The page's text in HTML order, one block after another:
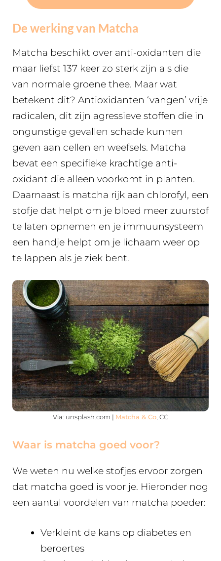
De werking van Matcha
Matcha beschikt over anti-oxidanten die
maar liefst 137 keer zo sterk zijn als die
van normale groene thee. Maar wat
betekent dit? Antioxidanten ‘vangen’ vrije
radicalen, dit zijn agressieve stoffen die in
ongunstige gevallen schade kunnen
geven aan cellen en weefsels. Matcha
bevat een specifieke krachtige anti-
oxidant die alleen voorkomt in planten.
Daarnaast is matcha rijk aan chlorofyl, een
stofje dat helpt om je bloed meer zuurstof
te laten opnemen en je immuunsysteem
een handje helpt om je lichaam weer op
te lappen als je ziek bent.
Via: unsplash.com | Matcha & Co , CC
Waar is matcha goed voor?
We weten nu welke stofjes ervoor zorgen
dat matcha goed is voor je. Hieronder nog
een aantal voordelen van matcha poeder:
Verkleint de kans op diabetes en
beroertes